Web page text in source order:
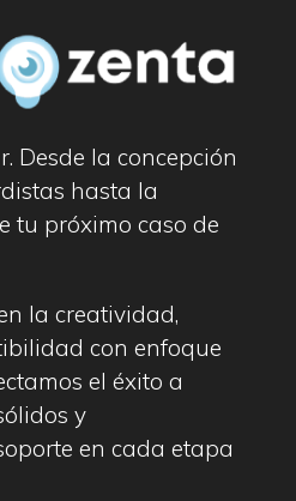
Desde la concepción
hasta la
tu próximo caso de
la creatividad,
con enfoque
el éxito a
y
en cada etapa